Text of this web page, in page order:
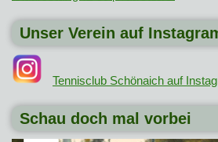
Unser Verein auf
Tennisclub Schönaich auf
Schau doch mal vorbei